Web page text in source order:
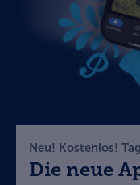
Neu! Kostenlos!
Die neue